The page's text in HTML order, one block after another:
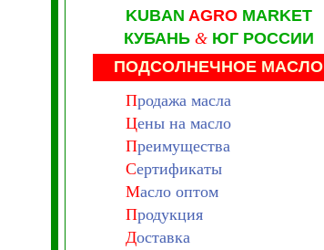
KUBAN AGROMARKET
КУБАНЬ & ЮГ РОССИИ
ПОДСОЛНЕЧНОЕ МАСЛО
Продажа масла
Цены на масло
Преимущества
Сертификаты
Масло оптом
Продукция
Доставка